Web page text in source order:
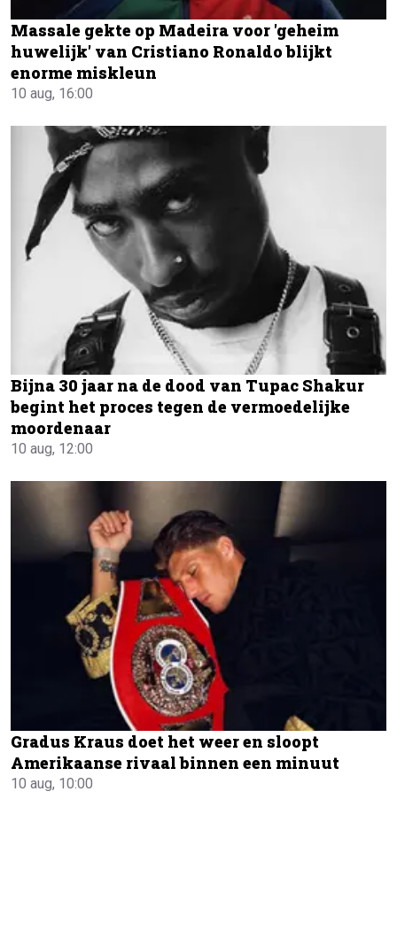
Massale gekte op Madeira voor 'geheim
huwelijk' van Cristiano Ronaldo blijkt
enorme miskleun
10 aug, 16:00
Bijna 30 jaar na de dood van Tupac Shakur
begint het proces tegen de vermoedelijke
moordenaar
10 aug, 12:00
Gradus Kraus doet het weer en sloopt
Amerikaanse rivaal binnen een minuut
10 aug, 10:00